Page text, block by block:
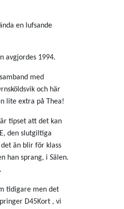
en lufsande
avgjordes 1994.
med
och här
lite extra på Thea!
tipset att det kan
den slutgiltiga
än blir för klass
han sprang, i Sälen.
tidigare men det
D45Kort , vi